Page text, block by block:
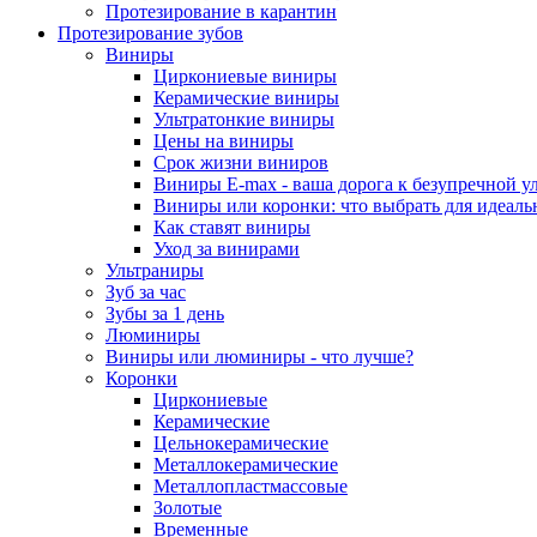
Протезирование в карантин
Протезирование зубов
Виниры
Циркониевые виниры
Керамические виниры
Ультратонкие виниры
Цены на виниры
Срок жизни виниров
Виниры E-max - ваша дорога к безупречной
Виниры или коронки: что выбрать для
Как ставят виниры
Уход за винирами
Ультраниры
Зуб за час
Зубы за 1 день
Люминиры
Виниры или люминиры - что лучше?
Коронки
Циркониевые
Керамические
Цельнокерамические
Металлокерамические
Металлопластмассовые
Золотые
Временные